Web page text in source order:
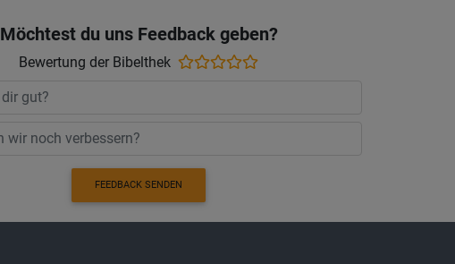
Möchtest du uns Feedback geben?
Bewertung der Bibelthek
FEEDBACK SENDEN